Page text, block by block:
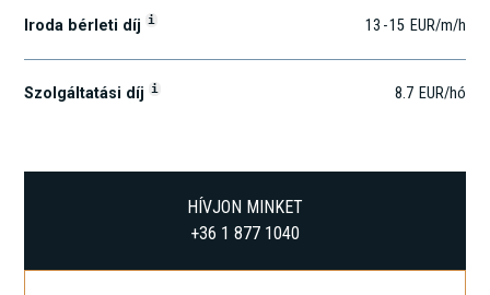
Iroda bérleti díj i 13 -15 EUR/m/h
Szolgáltatási díj i 8.7 EUR/hó
HÍVJON MINKET
+36 1 877 1040